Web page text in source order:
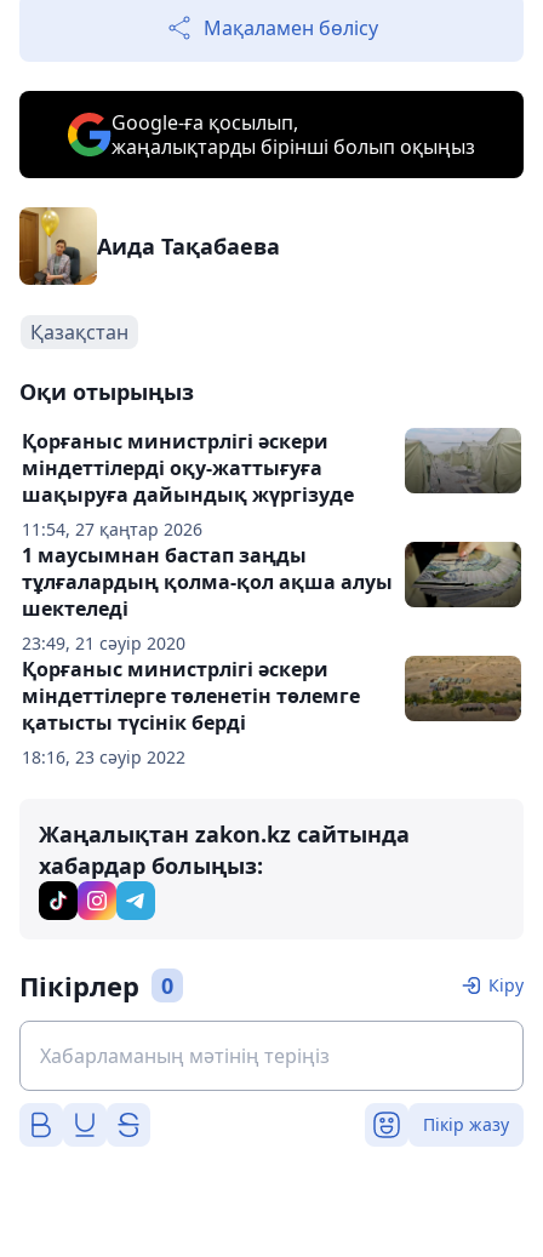
Мақаламен бөлісу
Google-ға қосылып,
жаңалықтарды бірінші болып оқыңыз
Аида Тақабаева
Қазақстан
Оқи отырыңыз
11:54, 27 қаңтар 2026
Қорғаныс министрлігі әскери
міндеттілерді оқу-жаттығуға
шақыруға дайындық жүргізуде
23:49, 21 сәуір 2020
1 маусымнан бастап заңды
тұлғалардың қолма-қол ақша алуы
шектеледі
18:16, 23 сәуір 2022
Қорғаныс министрлігі әскери
міндеттілерге төленетін төлемге
қатысты түсінік берді
Жаңалықтан zakon.kz сайтында
хабардар болыңыз:
Пікірлер 0 Кіру
Пікір жазу